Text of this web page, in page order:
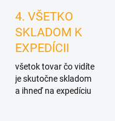
4. VŠETKO
SKLADOM K
EXPEDÍCII
všetok tovar čo vidíte
je skutočne skladom
a ihneď na expedíciu